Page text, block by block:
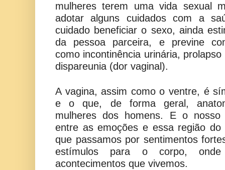
mulheres terem uma vida sexual
adotar alguns cuidados com a
cuidado beneficiar o sexo, ainda
da pessoa parceira, e previne
como incontinência urinária,
dispareunia (dor vaginal).
A vagina, assim como o ventre, é
e o que, de forma geral,
mulheres dos homens. E o nosso
entre as emoções e essa região do
que passamos por sentimentos
estímulos para o corpo,
acontecimentos que vivemos.